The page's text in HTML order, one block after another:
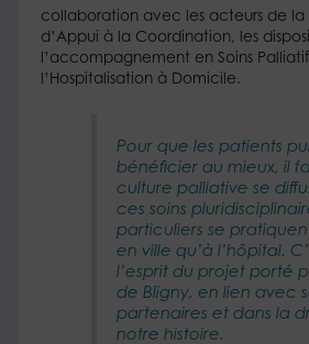
collaboration avec les acteurs de la
d’Appui à la Coordination, les
l’accompagnement en Soins
l’Hospitalisation à Domicile.
Pour que les patients
bénéficier au mieux, il
culture palliative se
ces soins
particuliers se
en ville qu’à l’hôpital.
l’esprit du projet porté
de Bligny, en lien avec
partenaires et dans la
notre histoire.